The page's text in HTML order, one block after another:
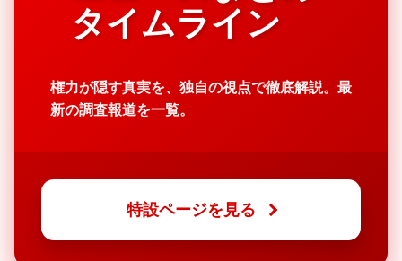
タイムライン
権力が隠す真実を、独自の視点で徹底解説。最
新の調査報道を一覧。
特設ページを見る